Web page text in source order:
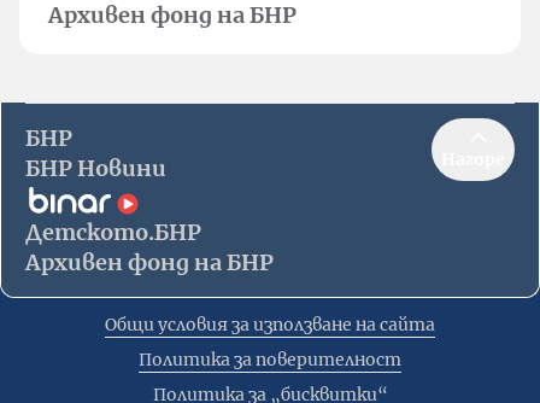
Архивен фонд на БНР
БНР
БНР Новини
Детското.БНР
Архивен фонд на БНР
Общи условия за използване на сайта
Политика за поверителност
Политика за „бисквитки“